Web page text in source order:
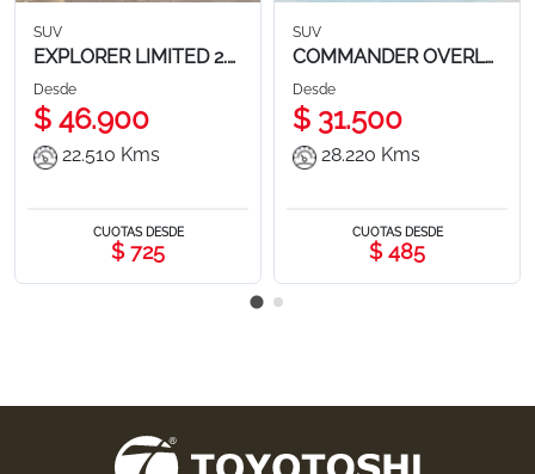
SUV
EXPLORER LIMITED 2.3L 4X4
Desde
$ 46.900
22.510 Kms
CUOTAS DESDE
$725
SUV
COMMANDER OVERLAND
Desde
$ 31.500
28.220 Kms
CUOTAS DESDE
$485